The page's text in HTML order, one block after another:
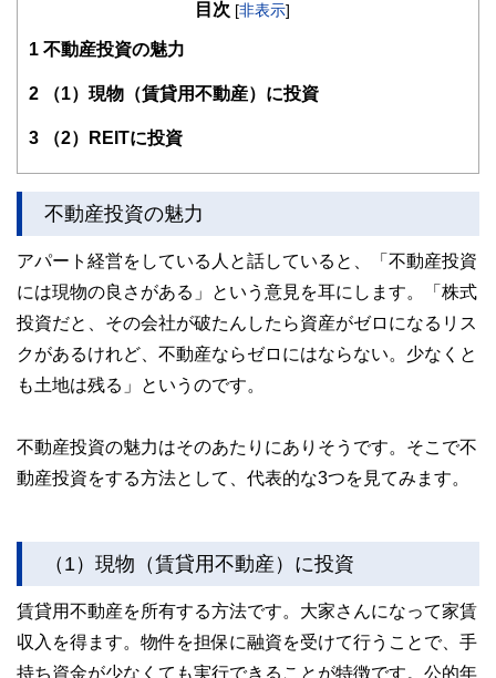
その後、派遣社員として数社の金融機関を経てFPとして独
大きな心配事はもちろん、ちょっとした不安でも「お金」に
そんな時気軽に相談できる存在でありたい～というポリシー
のもと、
個別相談・セミナー講師・執筆活動を展開中。
新聞・テレビ等のメディアにもフィールドを広げている。
目次 [非表示]
1 不動産投資の魅力
2 （1）現物（賃貸用不動産）に投資
3 （2）REITに投資
不動産投資の魅力
アパート経営をしている人と話していると、「不動産投資
には現物の良さがある」という意見を耳にします。「株式
投資だと、その会社が破たんしたら資産がゼロになるリス
クがあるけれど、不動産ならゼロにはならない。少なくと
も土地は残る」というのです。
不動産投資の魅力はそのあたりにありそうです。そこで不
動産投資をする方法として、代表的な3つを見てみます。
（1）現物（賃貸用不動産）に投資
賃貸用不動産を所有する方法です。大家さんになって家賃
収入を得ます。物件を担保に融資を受けて行うことで、手
持ち資金が少なくても実行できることが特徴です。公的年